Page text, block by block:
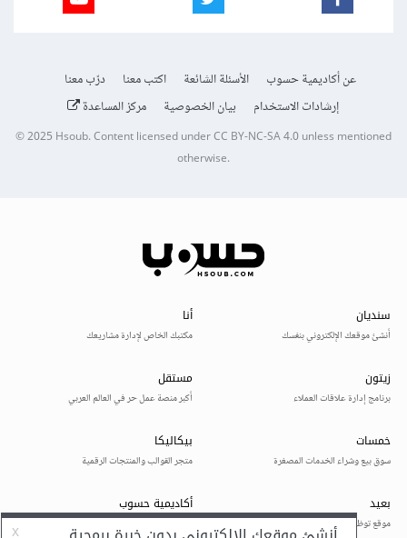
عن أكاديمية حسوب الأسئلة الشائعة اكتب معنا
درّب معنا
إرشادات الاستخدام
بيان الخصوصية مركز المساعدة
© 2025Hsoub.Content licensed underCC BY-NC-SA 4.0unless mentioned
otherwise.